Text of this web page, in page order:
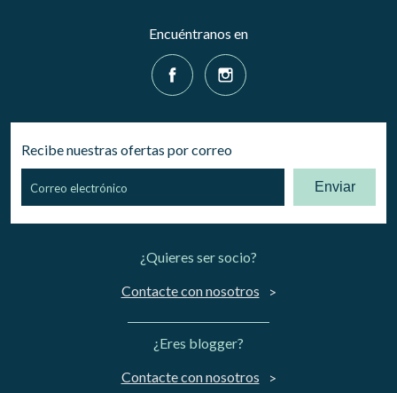
Encuéntranos en
Recibe nuestras ofertas por correo
Enviar
¿Quieres ser socio?
Contacte con nosotros
¿Eres blogger?
Contacte con nosotros